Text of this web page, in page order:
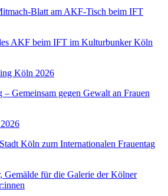
AKF beim IFT im Kulturbunker Köln
Gemeinsam gegen Gewalt an Frauen
Köln zum Internationalen Frauentag